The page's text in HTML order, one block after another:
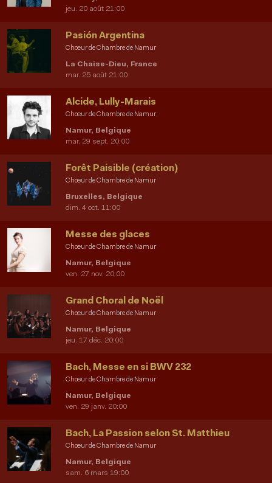
jeu. 20 août 21:00
Chœur de Chambre de Namur
Pasión Argentina
La Chaise-Dieu, France
mar. 25 août 21:00
Chœur de Chambre de Namur
Alcide, Lully-Marais
Namur, Belgique
mar. 29 sept. 20:00
Chœur de Chambre de Namur
Forêt Paisible (création)
Bruxelles, Belgique
dim. 4 oct. 11:00
Chœur de Chambre de Namur
Messe des glaces
Namur, Belgique
ven. 27 nov. 20:00
Chœur de Chambre de Namur
Grand Choral de Noël
Namur, Belgique
jeu. 17 déc. 20:00
Chœur de Chambre de Namur
Bach, Messe en si BWV 232
Namur, Belgique
ven. 29 janv. 20:00
Chœur de Chambre de Namur
Bach, La Passion selon St. Matthieu
Namur, Belgique
sam. 6 mars 19:00